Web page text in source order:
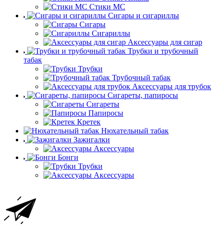
Стики MC
Сигары и сигариллы
Сигары
Сигариллы
Аксессуары для сигар
Трубки и трубочный
табак
Трубки
Трубочный табак
Аксессуары для трубок
Сигареты, папиросы
Сигареты
Папиросы
Кретек
Нюхательный табак
Зажигалки
Аксессуары
Бонги
Трубки
Аксессуары